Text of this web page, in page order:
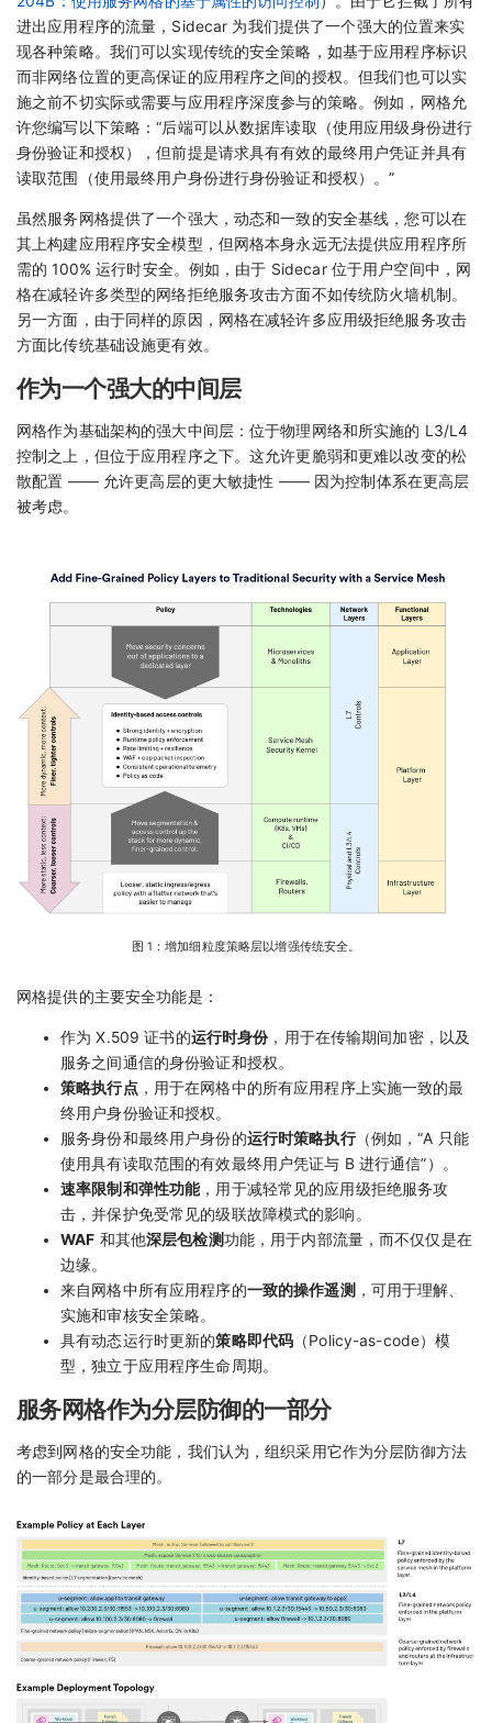
进出应用程序的流量，Sidecar 为我们提供了一个强大的位置来实
现各种策略。我们可以实现传统的安全策略，如基于应用程序标识
而非网络位置的更高保证的应用程序之间的授权。但我们也可以实
施之前不切实际或需要与应用程序深度参与的策略。例如，网格允
许您编写以下策略：“后端可以从数据库读取（使用应用级身份进行
身份验证和授权），但前提是请求具有有效的最终用户凭证并具有
读取范围（使用最终用户身份进行身份验证和授权）。”
虽然服务网格提供了一个强大，动态和一致的安全基线，您可以在
其上构建应用程序安全模型，但网格本身永远无法提供应用程序所
需的 100% 运行时安全。例如，由于 Sidecar 位于用户空间中，网
格在减轻许多类型的网络拒绝服务攻击方面不如传统防火墙机制。
另一方面，由于同样的原因，网格在减轻许多应用级拒绝服务攻击
方面比传统基础设施更有效。
作为一个强大的中间层
网格作为基础架构的强大中间层：位于物理网络和所实施的 L3/L4
控制之上，但位于应用程序之下。这允许更脆弱和更难以改变的松
散配置 —— 允许更高层的更大敏捷性 —— 因为控制体系在更高层
被考虑。
图 1：增加细粒度策略层以增强传统安全。
网格提供的主要安全功能是：
作为 X.509 证书的运行时身份，用于在传输期间加密，以及
服务之间通信的身份验证和授权。
策略执行点，用于在网格中的所有应用程序上实施一致的最
终用户身份验证和授权。
服务身份和最终用户身份的运行时策略执行（例如，“A 只能
使用具有读取范围的有效最终用户凭证与 B 进行通信”）。
速率限制和弹性功能，用于减轻常见的应用级拒绝服务攻
击，并保护免受常见的级联故障模式的影响。
WAF 和其他深层包检测功能，用于内部流量，而不仅仅是在
边缘。
来自网格中所有应用程序的一致的操作遥测 ，可用于理解、
实施和审核安全策略。
具有动态运行时更新的策略即代码 （Policy-as-code）模
型，独立于应用程序生命周期。
服务网格作为分层防御的一部分
考虑到网格的安全功能，我们认为，组织采用它作为分层防御方法
的一部分是最合理的。